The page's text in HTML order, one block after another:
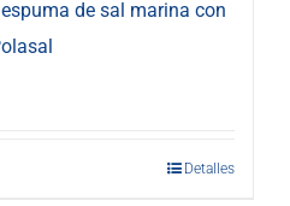
de sal marina con
Detalles